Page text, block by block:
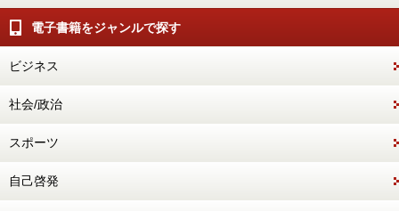
電子書籍をジャンルで探す
ビジネス
社会/政治
スポーツ
自己啓発